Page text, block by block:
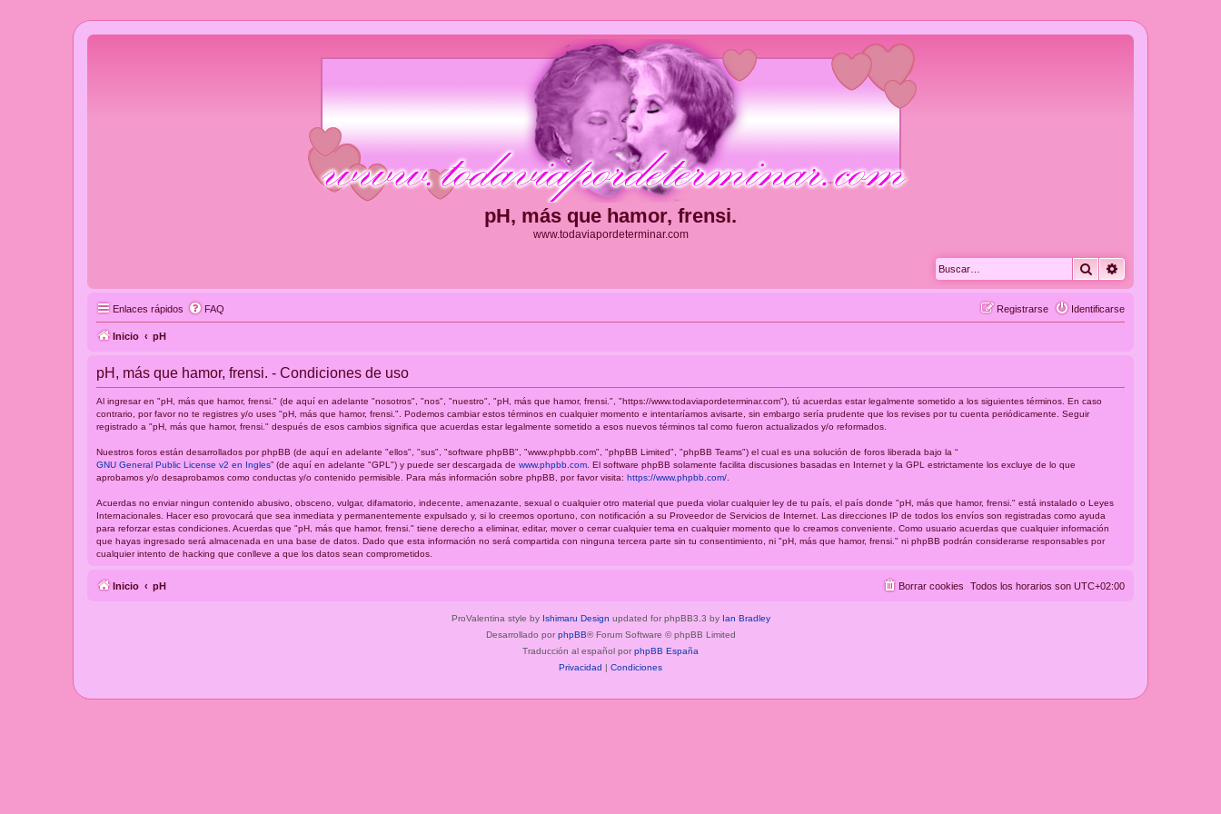
pH, más que hamor, frensi.
www.todaviapordeterminar.com
Buscar
Enlaces rápidos FAQ Identificarse
Registrarse
Inicio pH
pH, más que hamor, frensi. - Condiciones de uso
Al ingresar en "pH, más que hamor, frensi." (de aquí en adelante "nosotros", "nos", "nuestro", "pH, más que hamor, frensi.", "https://www.todaviapordeterminar.com"), tú acuerdas estar legalmente sometido a los siguientes términos. En caso
contrario, por favor no te registres y/o uses "pH, más que hamor, frensi.". Podemos cambiar estos términos en cualquier momento e intentaríamos avisarte, sin embargo sería prudente que los revises por tu cuenta periódicamente. Seguir
registrado a "pH, más que hamor, frensi." después de esos cambios significa que acuerdas estar legalmente sometido a esos nuevos términos tal como fueron actualizados y/o reformados.
Nuestros foros están desarrollados por phpBB (de aquí en adelante "ellos", "sus", "software phpBB", "www.phpbb.com", "phpBB Limited", "phpBB Teams") el cual es una solución de foros liberada bajo la “
GNU General Public License v2 en Ingles” (de aquí en adelante "GPL") y puede ser descargada de www.phpbb.com . El software phpBB solamente facilita discusiones basadas en Internet y la GPL estrictamente los excluye de lo que
aprobamos y/o desaprobamos como conductas y/o contenido permisible. Para más información sobre phpBB, por favor visita: https://www.phpbb.com/
Acuerdas no enviar ningun contenido abusivo, obsceno, vulgar, difamatorio, indecente, amenazante, sexual o cualquier otro material que pueda violar cualquier ley de tu país, el país donde "pH, más que hamor, frensi." está instalado o Leyes
Internacionales. Hacer eso provocará que sea inmediata y permanentemente expulsado y, si lo creemos oportuno, con notificación a su Proveedor de Servicios de Internet. Las direcciones IP de todos los envíos son registradas como ayuda
para reforzar estas condiciones. Acuerdas que "pH, más que hamor, frensi." tiene derecho a eliminar, editar, mover o cerrar cualquier tema en cualquier momento que lo creamos conveniente. Como usuario acuerdas que cualquier información
que hayas ingresado será almacenada en una base de datos. Dado que esta información no será compartida con ninguna tercera parte sin tu consentimiento, ni "pH, más que hamor, frensi." ni phpBB podrán considerarse responsables por
cualquier intento de hacking que conlleve a que los datos sean comprometidos.
Inicio pH Todos los horarios son UTC+02:00
Borrar cookies
ProValentina style by Ishimaru Design updated for phpBB3.3 by Ian Bradley
Desarrollado por phpBB® Forum Software © phpBB Limited
Traducción al español por phpBB España
Privacidad | Condiciones